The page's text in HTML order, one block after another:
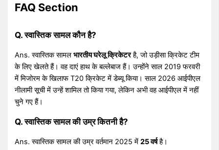
FAQ Section
Q. स्वास्तिक सामल कौन है?
Ans. स्वास्तिक सामलभारतीय घरेलू क्रिकेटरहै, जो उड़ीसा क्रिकेट टीम
के लिए खेलते हैं। वह दाएं हाथ के बल्लेबाज हैं। उन्होंने साल 2019 फरवरी
में मिजोरम के खिलाफ T20 क्रिकेट में डेब्यू किया। साल 2026 आईपीएल
नीलामी सूची में उन्हें शामिल तो किया गया, लेकिन अभी वह आईपीएल में नहीं
चुने गए हैं।
Q. स्वास्तिक सामल की उम्र कितनी है?
Ans. स्वास्तिक सामल की उम्र वर्तमान 2025 में25 वर्षहै।